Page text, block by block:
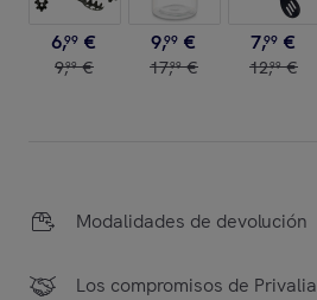
6,99 €
9,99 €
9,99 €
17,99 €
7,99 €
12,99 €
Modalidades de devolución
Los compromisos de Privalia